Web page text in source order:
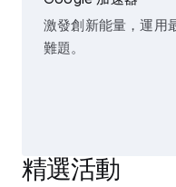
激發創新能量，運用
難題。
精選活動